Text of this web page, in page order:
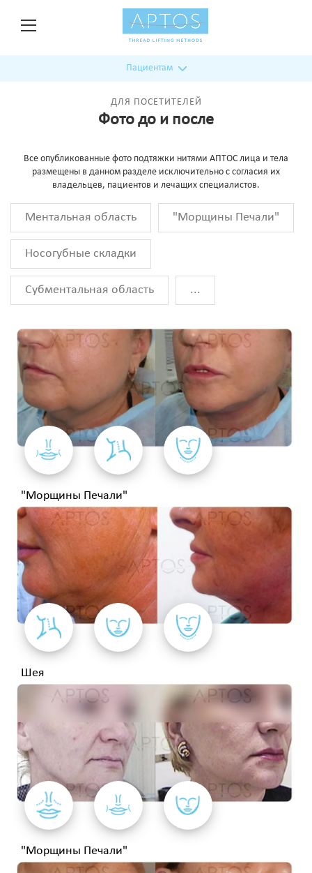
Пациентам
ДЛЯ ПОСЕТИТЕЛЕЙ
Фото до и после
Все опубликованные фото подтяжки нитями АПТОС лица и тела
размещены в данном разделе исключительно с согласия их
владельцев, пациентов и лечащих специалистов.
Ментальная область "Морщины Печали"
Носогубные складки
Субментальная область ...
"Морщины Печали"
Шея
"Морщины Печали"